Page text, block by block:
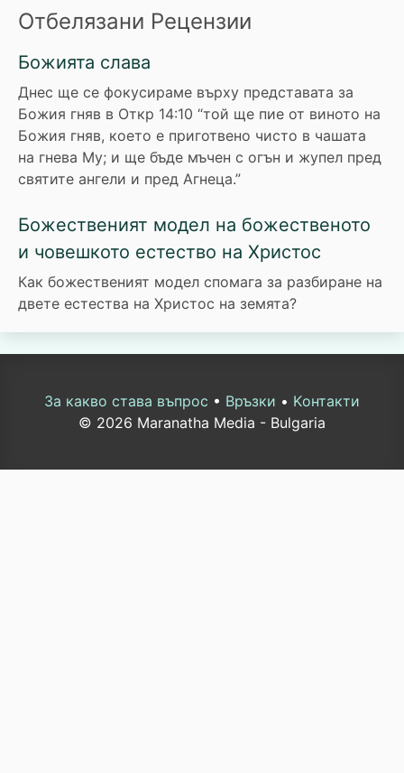
Отбелязани Рецензии
Божията слава
Днес ще се фокусираме върху представата за
Божия гняв в Откр 14:10 “той ще пие от виното на
Божия гняв, което е приготвено чисто в чашата
на гнева Му; и ще бъде мъчен с огън и жупел пред
святите ангели и пред Агнеца.”
Божественият модел на божественото
и човешкото естество на Христос
Как божественият модел спомага за разбиране на
двете естества на Христос на земята?
За какво става въпрос • Връзки • Kонтакти
© 2026 Maranatha Media - Bulgaria